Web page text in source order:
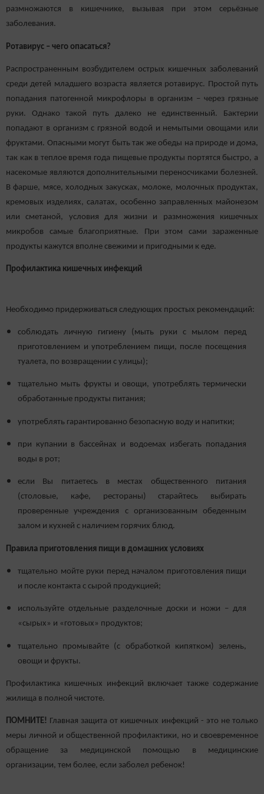
размножаются в кишечнике, вызывая при этом серьёзные
заболевания.
Ротавирус – чего опасаться?
Распространенным возбудителем острых кишечных заболеваний
среди детей младшего возраста является ротавирус. Простой путь
попадания патогенной микрофлоры в организм – через грязные
руки. Однако такой путь далеко не единственный. Бактерии
попадают в организм с грязной водой и немытыми овощами или
фруктами. Опасными могут быть так же обеды на природе и дома,
так как в теплое время года пищевые продукты портятся быстро, а
насекомые являются дополнительными переносчиками болезней.
В фарше, мясе, холодных закусках, молоке, молочных продуктах,
кремовых изделиях, салатах, особенно заправленных майонезом
или сметаной, условия для жизни и размножения кишечных
микробов самые благоприятные. При этом сами зараженные
продукты кажутся вполне свежими и пригодными к еде.
Профилактика кишечных инфекций
Необходимо придерживаться следующих простых рекомендаций:
соблюдать личную гигиену (мыть руки с мылом перед
приготовлением и употреблением пищи, после посещения
туалета, по возвращении с улицы);
тщательно мыть фрукты и овощи, употреблять термически
обработанные продукты питания;
употреблять гарантированно безопасную воду и напитки;
при купании в бассейнах и водоемах избегать попадания
воды в рот;
если Вы питаетесь в местах общественного питания
(столовые, кафе, рестораны) старайтесь выбирать
проверенные учреждения с организованным обеденным
залом и кухней с наличием горячих блюд.
Правила приготовления пищи в домашних условиях
тщательно мойте руки перед началом приготовления пищи
и после контакта с сырой продукцией;
используйте отдельные разделочные доски и ножи – для
«сырых» и «готовых» продуктов;
тщательно промывайте (с обработкой кипятком) зелень,
овощи и фрукты.
Профилактика кишечных инфекций включает также содержание
жилища в полной чистоте.
ПОМНИТЕ! Главная защита от кишечных инфекций - это не только
меры личной и общественной профилактики, но и своевременное
обращение за медицинской помощью в медицинские
организации, тем более, если заболел ребенок!